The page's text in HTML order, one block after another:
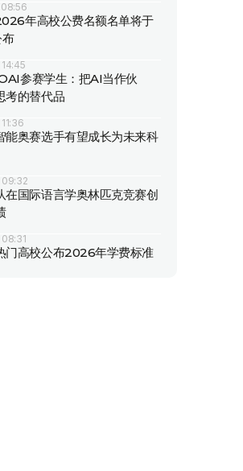
年高校公费名额名单将于
参赛学生：把AI当作伙
考的替代品
能奥赛选手有望成长为未来科
09:32
在国际语言学奥林匹克竞赛创
门高校公布2026年学费标准